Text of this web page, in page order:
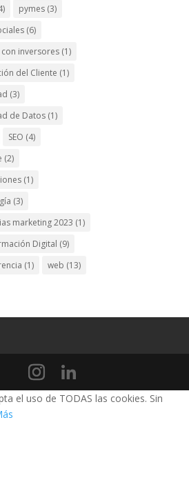
pymes (3)
(6)
inversores (1)
del Cliente (1)
(3)
de Datos (1)
SEO (4)
(2)
(1)
(3)
marketing 2023 (1)
Digital (9)
(1) web (13)
el uso de TODAS las cookies. Sin